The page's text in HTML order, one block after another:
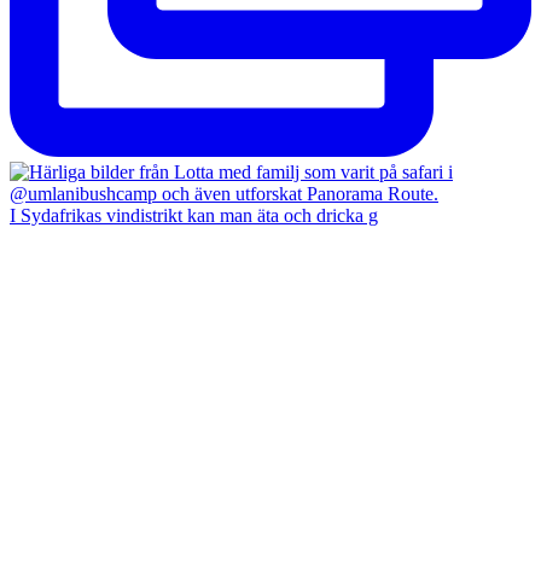
I Sydafrikas vindistrikt kan man äta och dricka g